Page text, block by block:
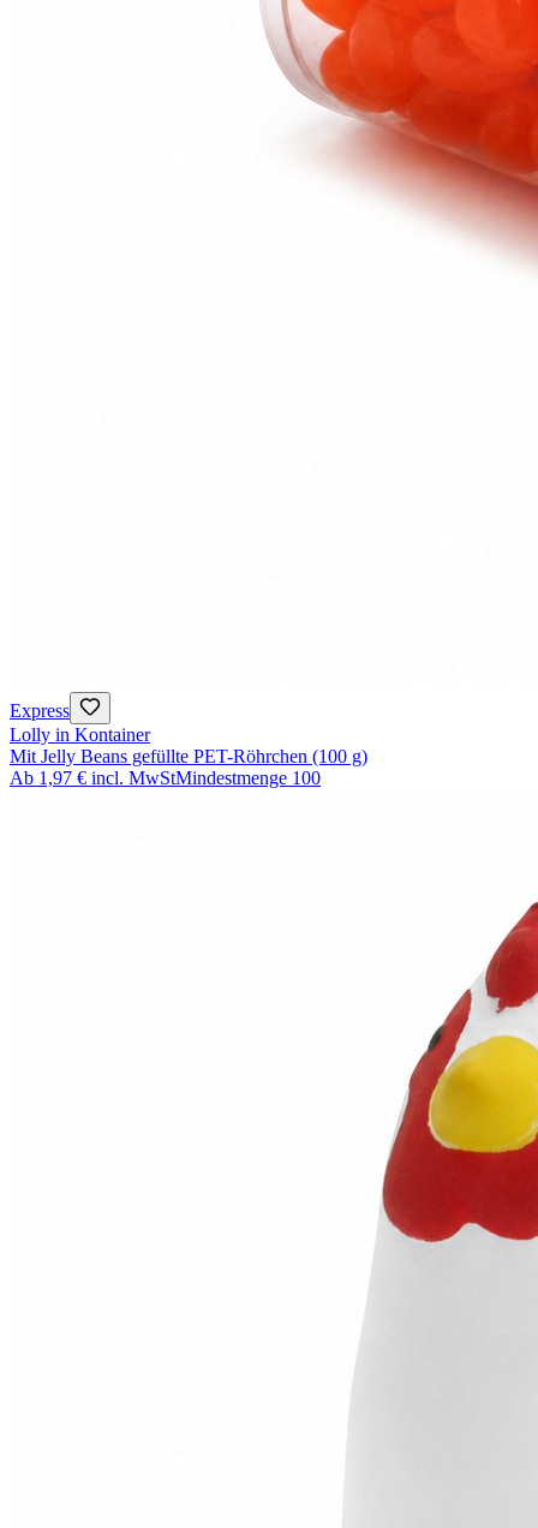
Express
Lolly in Kontainer
Mit Jelly Beans gefüllte PET-Röhrchen (100 g)
Ab 1,97 € incl. MwStMindestmenge 100